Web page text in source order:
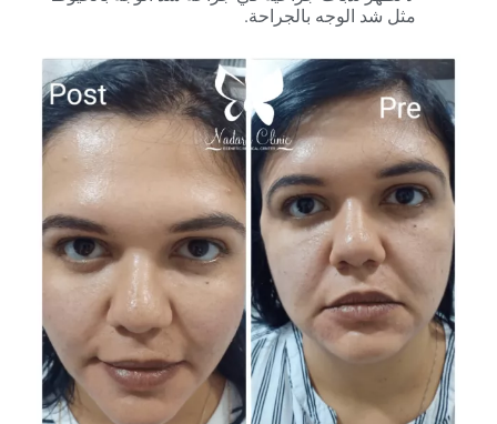
مثل شد الوجه بالجراحة.